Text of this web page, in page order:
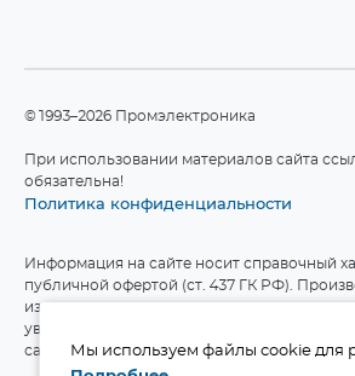
©1993–2026 Промэлектроника
При использовании материалов сайта
обязательна!
Политика конфиденциальности
Информация на сайте носит справочный
публичной офертой (ст. 437 ГК РФ).
изменять технические характеристики и
уведомления. Актуальные данные
сайте производителя.
Мы используем файлы cookie для